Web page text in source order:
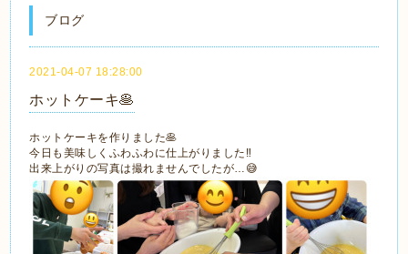
ブログ
2021-04-07 18:28:00
ホットケーキ🥞
ホットケーキを作りました🥞
今日も美味しくふわふわに仕上がりました‼️
出来上がりの写真は撮れませんでしたが…😅